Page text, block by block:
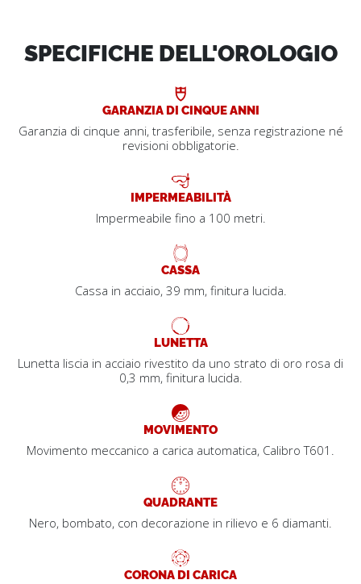
SPECIFICHE DELL'OROLOGIO
GARANZIA DI CINQUE ANNI
Garanzia di cinque anni, trasferibile, senza registrazione né
revisioni obbligatorie.
IMPERMEABILITÀ
Impermeabile fino a 100 metri.
CASSA
Cassa in acciaio, 39 mm, finitura lucida.
LUNETTA
Lunetta liscia in acciaio rivestito da uno strato di oro rosa di
0,3 mm, finitura lucida.
MOVIMENTO
Movimento meccanico a carica automatica, Calibro T601.
QUADRANTE
Nero, bombato, con decorazione in rilievo e 6 diamanti.
CORONA DI CARICA